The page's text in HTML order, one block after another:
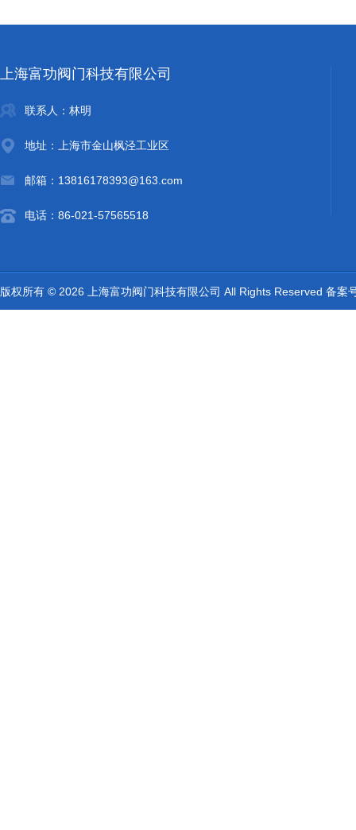
上海富功阀门科技有限公司
联系人：林明
地址：上海市金山枫泾工业区
邮箱：13816178393@163.com
电话：86-021-57565518
版权所有 © 2026 上海富功阀门科技有限公司 All Rights Reserved 备案